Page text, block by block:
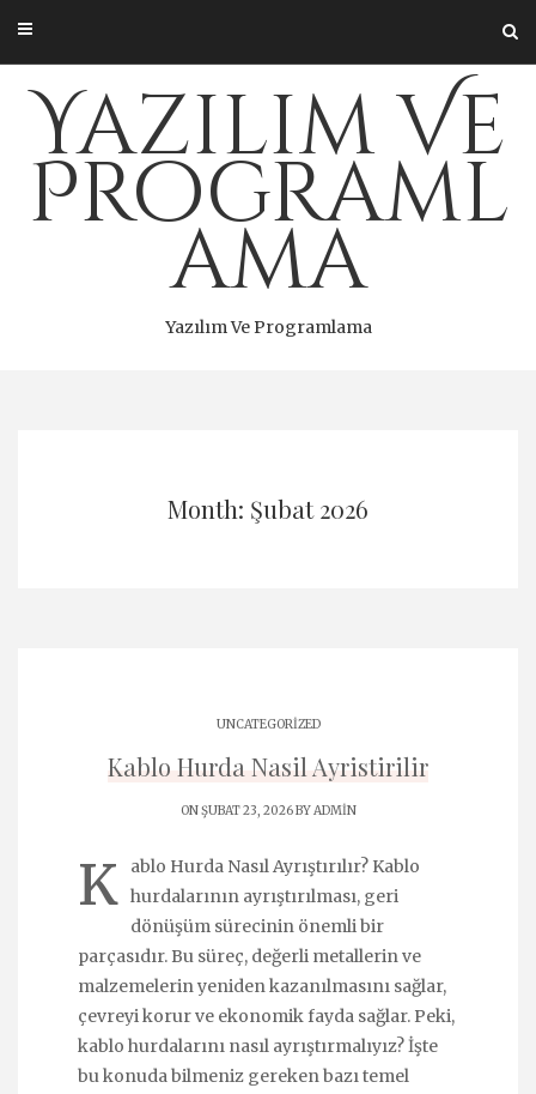
content
Yazılım Ve
Programl
ama
Yazılım Ve Programlama
Month: Şubat 2026
UNCATEGORIZED
Kablo Hurda Nasil Ayristirilir
ON ŞUBAT 23, 2026 BYADMIN
K
ablo Hurda Nasıl Ayrıştırılır? Kablo
hurdalarının ayrıştırılması, geri
dönüşüm sürecinin önemli bir
parçasıdır. Bu süreç, değerli metallerin ve
malzemelerin yeniden kazanılmasını sağlar,
çevreyi korur ve ekonomik fayda sağlar. Peki,
kablo hurdalarını nasıl ayrıştırmalıyız? İşte
bu konuda bilmeniz gereken bazı temel